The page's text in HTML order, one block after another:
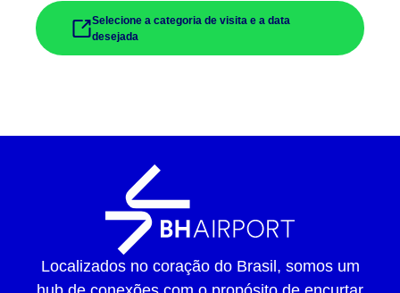
Selecione a categoria de visita e a data
desejada
Localizados no coração do Brasil, somos um